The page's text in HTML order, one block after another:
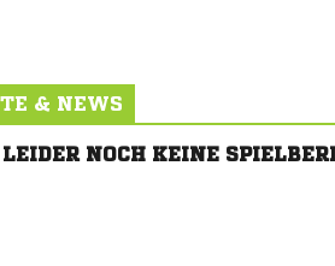
& NEWS
NOCH KEINE